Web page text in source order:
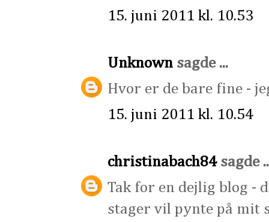
15. juni 2011 kl. 10.53
Unknown sagde ...
Hvor er de bare fine -
15. juni 2011 kl. 10.54
christinabach84sagde
Tak for en dejlig blog -
stager vil pynte på mit